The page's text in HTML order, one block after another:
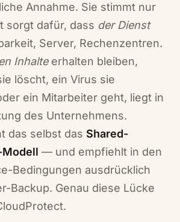
Annahme. Sie stimmt nur
sorgt dafür, dass der Dienst
Server, Rechenzentren.
Inhalteerhalten bleiben,
löscht, ein Virus sie
ein Mitarbeiter geht, liegt in
des Unternehmens.
das selbst das Shared-
— und empfiehlt in den
Bedingungen ausdrücklich
Backup. Genau diese Lücke